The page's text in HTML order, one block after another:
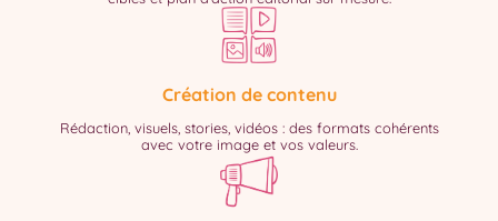
Création de contenu
Rédaction, visuels, stories, vidéos : des formats cohérents
avec votre image et vos valeurs.